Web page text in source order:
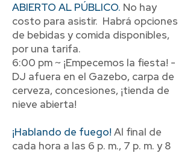
ABIERTO AL PÚBLICO. No hay
costo para asistir. Habrá opciones
de bebidas y comida disponibles,
por una tarifa.
6:00 pm ~ ¡Empecemos la fiesta! -
DJ afuera en el Gazebo, carpa de
cerveza, concesiones, ¡tienda de
nieve abierta!
¡Hablando de fuego! Al final de
cada hora a las 6 p. m., 7 p. m. y 8